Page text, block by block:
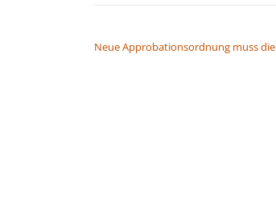
Neue Approbationsordnung muss